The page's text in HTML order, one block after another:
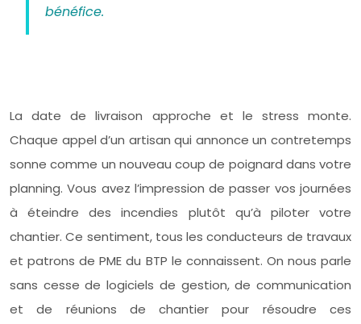
bénéfice.
La date de livraison approche et le stress monte.
Chaque appel d’un artisan qui annonce un contretemps
sonne comme un nouveau coup de poignard dans votre
planning. Vous avez l’impression de passer vos journées
à éteindre des incendies plutôt qu’à piloter votre
chantier. Ce sentiment, tous les conducteurs de travaux
et patrons de PME du BTP le connaissent. On nous parle
sans cesse de logiciels de gestion, de communication
et de réunions de chantier pour résoudre ces